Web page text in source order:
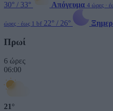
30° / 33° Απόγευμα 4 ώρες ·
ώρες · έως 1 bf 22° / 26°
Πρωί
6 ώρες
06:00
21°